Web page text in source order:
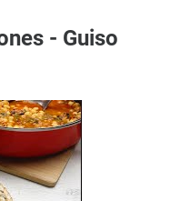
- Guiso